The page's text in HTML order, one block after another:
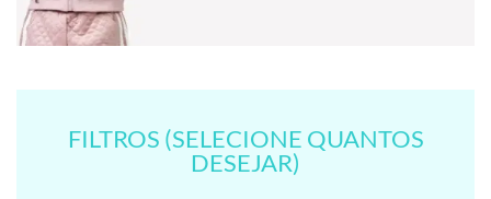
FILTROS (SELECIONE QUANTOS
DESEJAR)